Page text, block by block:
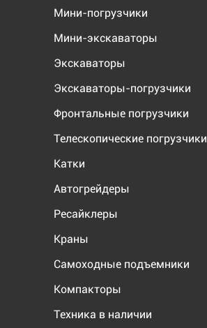
Мини-погрузчики
Мини-экскаваторы
Экскаваторы
Экскаваторы-погрузчики
Фронтальные погрузчики
Телескопические погрузчики
Катки
Автогрейдеры
Ресайклеры
Краны
Самоходные подъемники
Компакторы
Техника в наличии